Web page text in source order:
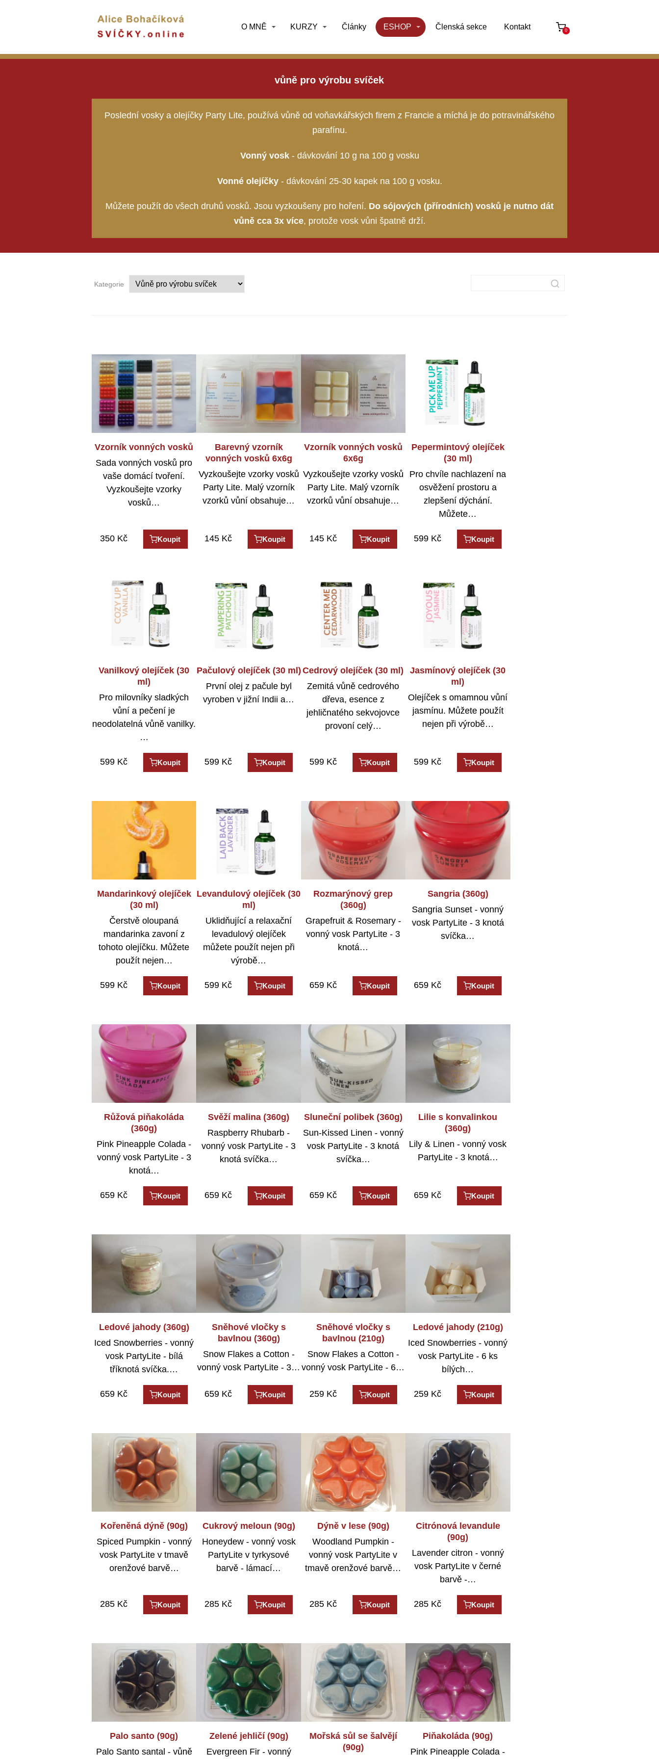
O MNĚ KURZY Články ESHOP Členská sekce Kontakt 0
vůně pro výrobu svíček
Poslední vosky a olejíčky Party Lite, používá vůně od voňavkářských firem z Francie a míchá je do potravinářského
parafínu.
Vonný vosk- dávkování 10 g na 100 g vosku
Vonné olejíčky- dávkování 25-30 kapek na 100 g vosku.
Můžete použít do všech druhů vosků. Jsou vyzkoušeny pro hoření. Do sójových (přírodních) vosků je nutno dát
vůně cca 3x více, protože vosk vůni špatně drží.
Kategorie
Vzorník vonných vosků
Sada vonných vosků pro
vaše domácí tvoření.
Vyzkoušejte vzorky
vosků…
350 Kč Koupit
Barevný vzorník
vonných vosků 6x6g
Vyzkoušejte vzorky vosků
Party Lite. Malý vzorník
vzorků vůní obsahuje…
145 Kč Koupit
Vzorník vonných vosků
6x6g
Vyzkoušejte vzorky vosků
Party Lite. Malý vzorník
vzorků vůní obsahuje…
145Kč Koupit
Pepermintový olejíček
(30 ml)
Pro chvíle nachlazení na
osvěžení prostoru a
zlepšení dýchání.
Můžete…
599 Kč Koupit
Vanilkový olejíček (30
ml)
Pro milovníky sladkých
vůní a pečení je
neodolatelná vůně vanilky.
…
599 Kč Koupit
Pačulový olejíček (30 ml)
První olej z pačule byl
vyroben v jižní Indii a…
599 Kč Koupit
Cedrový olejíček (30 ml)
Zemitá vůně cedrového
dřeva, esence z
jehličnatého sekvojovce
provoní celý…
599Kč Koupit
Jasmínový olejíček (30
ml)
Olejíček s omamnou vůní
jasmínu. Můžete použít
nejen při výrobě…
599 Kč Koupit
Mandarinkový olejíček
(30 ml)
Čerstvě oloupaná
mandarinka zavoní z
tohoto olejíčku. Můžete
použít nejen…
599 Kč Koupit
Levandulový olejíček (30
ml)
Uklidňující a relaxační
levadulový olejíček
můžete použít nejen při
výrobě…
599 Kč Koupit
Rozmarýnový grep
(360g)
Grapefruit & Rosemary -
vonný vosk PartyLite - 3
knotá…
659Kč Koupit
Sangria (360g)
Sangria Sunset - vonný
vosk PartyLite - 3 knotá
svíčka…
659 Kč Koupit
Růžová piňakoláda
(360g)
Pink Pineapple Colada -
vonný vosk PartyLite - 3
knotá…
659 Kč Koupit
Svěží malina (360g)
Raspberry Rhubarb -
vonný vosk PartyLite - 3
knotá svíčka…
659 Kč Koupit
Sluneční polibek (360g)
Sun-Kissed Linen - vonný
vosk PartyLite - 3 knotá
svíčka…
659Kč Koupit
Lilie s konvalinkou
(360g)
Lily & Linen - vonný vosk
PartyLite - 3 knotá…
659 Kč Koupit
Ledové jahody (360g)
Iced Snowberries - vonný
vosk PartyLite - bílá
tříknotá svíčka.…
659 Kč Koupit
Sněhové vločky s
bavlnou (360g)
Snow Flakes a Cotton -
vonný vosk PartyLite - 3…
659 Kč Koupit
Sněhové vločky s
bavlnou (210g)
Snow Flakes a Cotton -
vonný vosk PartyLite - 6…
259Kč Koupit
Ledové jahody (210g)
Iced Snowberries - vonný
vosk PartyLite - 6 ks
bílých…
259 Kč Koupit
Kořeněná dýně (90g)
Spiced Pumpkin - vonný
vosk PartyLite v tmavě
orenžové barvě…
285 Kč Koupit
Cukrový meloun (90g)
Honeydew - vonný vosk
PartyLite v tyrkysové
barvě - lámací…
285 Kč Koupit
Dýně v lese (90g)
Woodland Pumpkin -
vonný vosk PartyLite v
tmavě orenžové barvě…
285Kč Koupit
Citrónová levandule
(90g)
Lavender citron - vonný
vosk PartyLite v černé
barvě -…
285 Kč Koupit
Palo santo (90g)
Palo Santo santal - vůně
Zelené jehličí (90g)
Evergreen Fir - vonný
Mořská sůl se šalvějí
(90g)
Piňakoláda (90g)
Pink Pineapple Colada -